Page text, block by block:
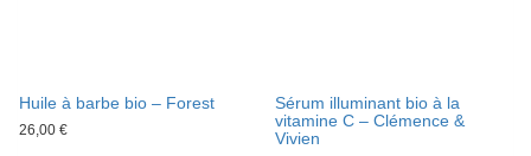
Huile à barbe bio – Forest
26,00 €
Sérum illuminant bio à la
vitamine C – Clémence &
Vivien